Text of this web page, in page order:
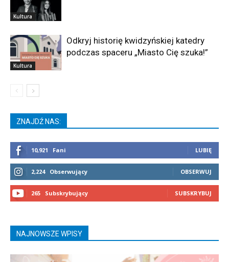
Kultura
Kultura
Odkryj historię kwidzyńskiej katedry
podczas spaceru „Miasto Cię szuka!”
ZNAJDŹ NAS:
10,921 Fani LUBIĘ
2,224 Obserwujący OBSERWUJ
265 Subskrybujący SUBSKRYBUJ
NAJNOWSZE WPISY